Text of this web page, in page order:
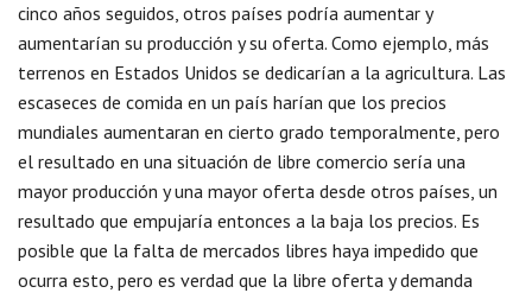
cinco años seguidos, otros países podría aumentar y
aumentarían su producción y su oferta. Como ejemplo, más
terrenos en Estados Unidos se dedicarían a la agricultura. Las
escaseces de comida en un país harían que los precios
mundiales aumentaran en cierto grado temporalmente, pero
el resultado en una situación de libre comercio sería una
mayor producción y una mayor oferta desde otros países, un
resultado que empujaría entonces a la baja los precios. Es
posible que la falta de mercados libres haya impedido que
ocurra esto, pero es verdad que la libre oferta y demanda